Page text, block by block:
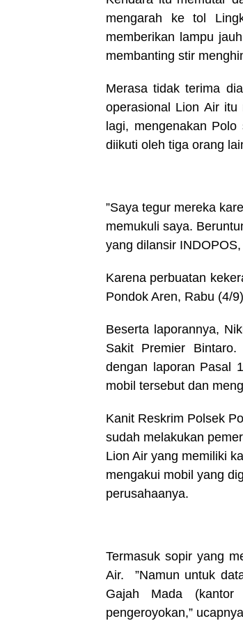
mengarah ke tol
memberikan lampu
membanting stir
Merasa tidak terima
operasional Lion Air itu
lagi, mengenakan
diikuti oleh tiga orang
”Saya tegur mereka
memukuli saya.
yang dilansir
Karena perbuatan
Pondok Aren, Rabu (4/
Beserta laporannya,
Sakit Premier Bintaro.
dengan laporan Pasal
mobil tersebut dan
Kanit Reskrim Polsek
sudah melakukan
Lion Air yang memiliki
mengakui mobil yang
perusahaanya.
Termasuk sopir yang
Air. ”Namun untuk
Gajah Mada
pengeroyokan,”